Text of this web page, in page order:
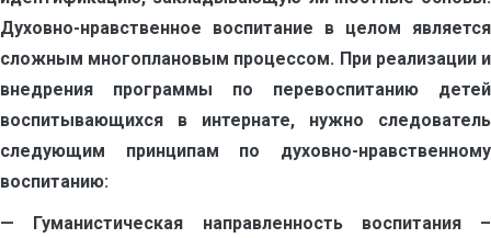
Духовно-нравственное воспитание в целом является
сложным многоплановым процессом. При реализации и
внедрения программы по перевоспитанию детей
воспитывающихся в интернате, нужно следователь
следующим принципам по духовно-нравственному
воспитанию:
— Гуманистическая направленность воспитания –